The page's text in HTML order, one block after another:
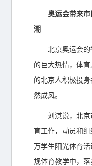
奥运会带来
潮
北京奥运会
的巨大热情，体
的北京人积极投
然成风。
刘淇说，北
育工作，动员和
万学生阳光体育
规体育教学中，